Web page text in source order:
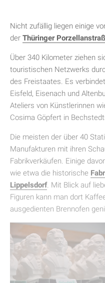
Nicht zufällig liegen einige
der Thüringer
Über 340 Kilometer ziehen
touristischen Netzwerks
des Freistaates. Es
Eisfeld, Eisenach und
Ateliers von Künstlerinnen
Cosima Göpfert in
Die meisten der über 40
Manufakturen mit ihren
Fabrikverkäufen. Einige
wie etwa die historische
Lippelsdorf. Mit Blick auf
Figuren kann man dort
ausgedienten Brennofen